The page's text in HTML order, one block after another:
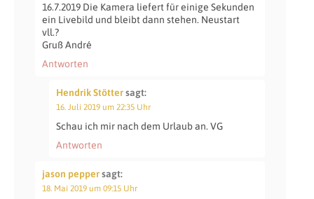
16.7.2019 Die Kamera liefert für einige Sekunden
ein Livebild und bleibt dann stehen. Neustart
vll.?
Gruß André
Antworten
Hendrik Stöttersagt:
16. Juli 2019 um 22:35 Uhr
Schau ich mir nach dem Urlaub an. VG
Antworten
jason peppersagt:
18. Mai 2019 um 09:15 Uhr